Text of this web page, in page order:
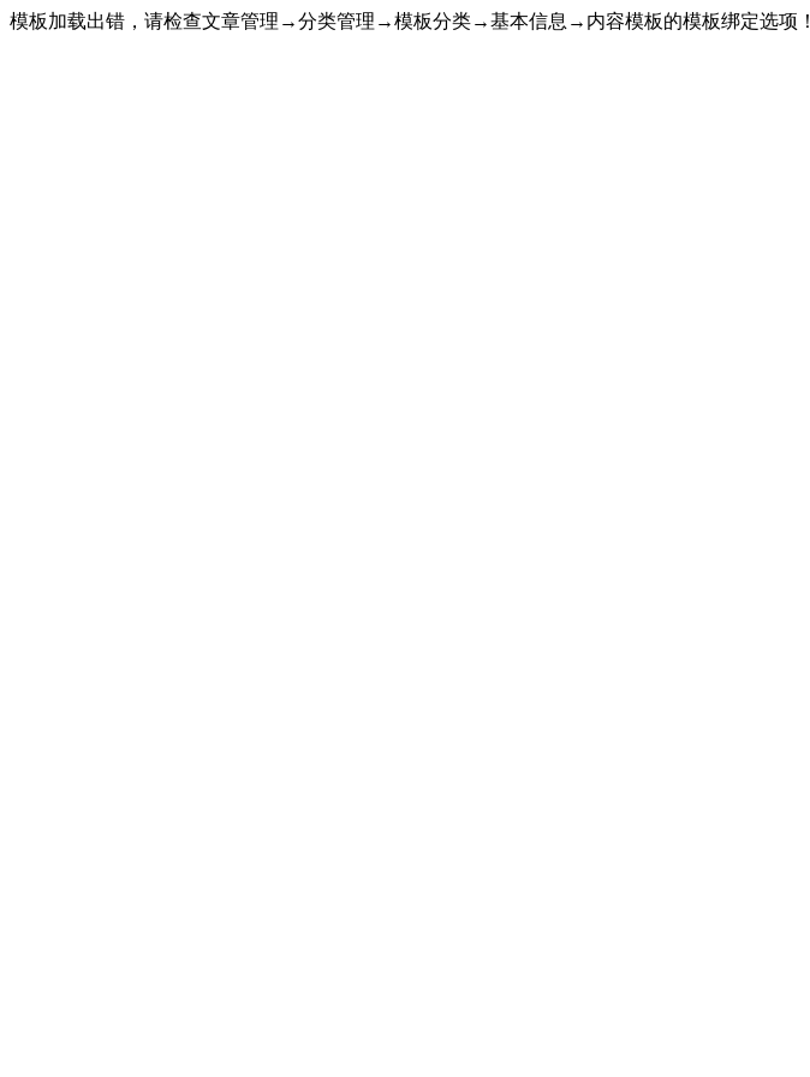
模板加载出错，请检查文章管理→分类管理→模板分类→基本信息→内容模板的模板绑定选项！